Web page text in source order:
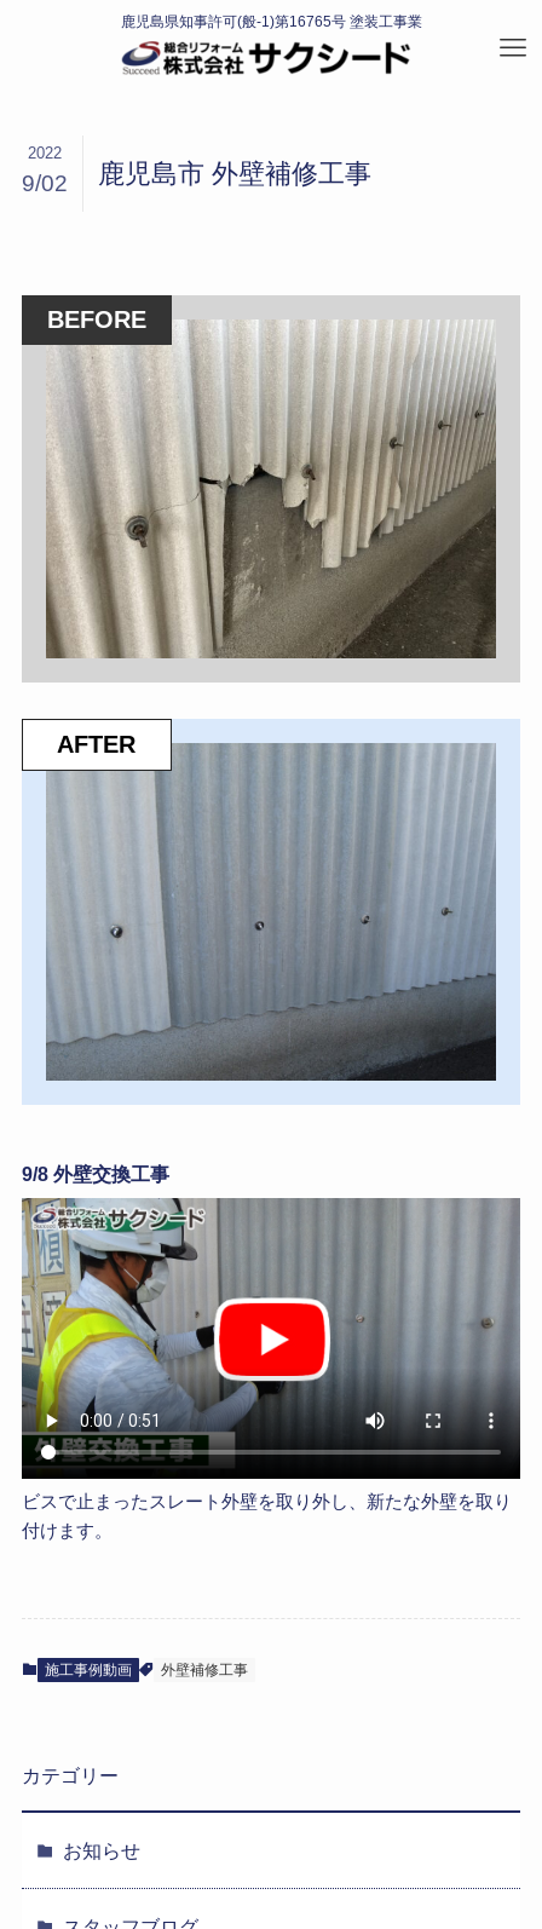
鹿児島市 外壁補修工事
2022
9/02
BEFORE
AFTER
9/8 外壁交換工事
ビスで止まったスレート外壁を取り外し、新たな外壁を取り
付けます。
施工事例動画 外壁補修工事
カテゴリー
お知らせ